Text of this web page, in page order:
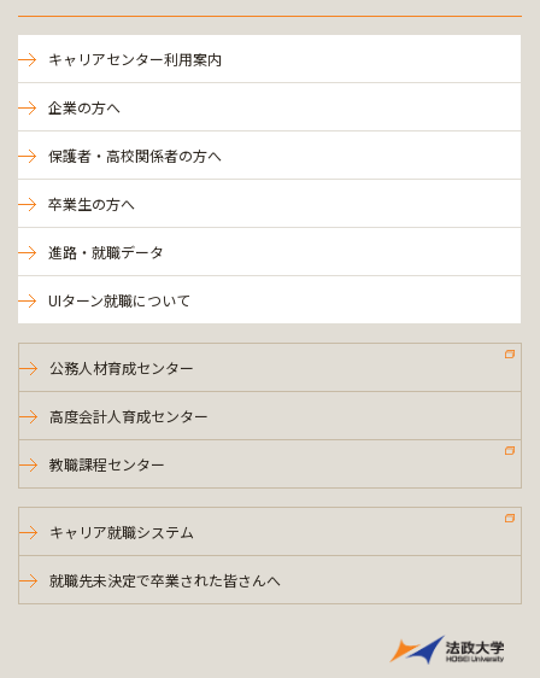
キャリアセンター利用案内
企業の方へ
保護者・高校関係者の方へ
卒業生の方へ
進路・就職データ
UIターン就職について
公務人材育成センター
高度会計人育成センター
教職課程センター
キャリア就職システム
就職先未決定で卒業された皆さんへ